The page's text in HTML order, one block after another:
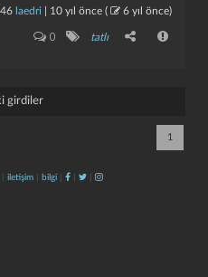
veya süt konduğunu da
bakmıyor ama neticede
laedri 10 yıl önce ( 6 yıl önce)
0 tatlı
girdiler
1
kapat kaydet
iletişim| bilgi| | |